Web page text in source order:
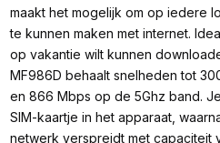
maakt het mogelijk om op iedere
te kunnen maken met internet.
op vakantie wilt kunnen
MF986D behaalt snelheden tot
en 866 Mbps op de 5Ghz band.
SIM-kaartje in het apparaat,
netwerk verspreidt met capaciteit